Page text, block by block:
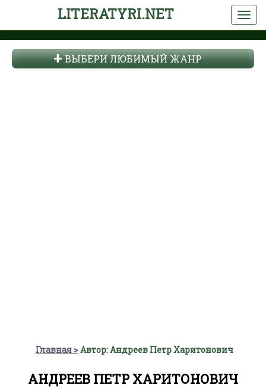
LITERATYRI.NET
ВЫБЕРИ ЛЮБИМЫЙ ЖАНР
Главная Автор: Андреев Петр Харитонович
АНДРЕЕВ ПЕТР ХАРИТОНОВИЧ